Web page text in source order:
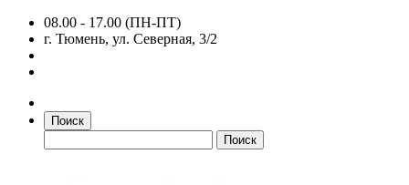
08.00 - 17.00 (ПН-ПТ)
г. Тюмень, ул. Северная, 3/2
Поиск